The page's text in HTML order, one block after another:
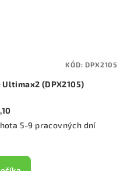
(DPX2105)
5-9 pracovných dní
KÓD:DPX2105